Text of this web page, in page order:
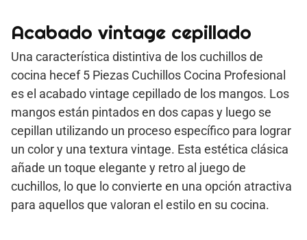
Acabado vintage cepillado
Una característica distintiva de los cuchillos de
cocina hecef 5 Piezas Cuchillos Cocina Profesional
es el acabado vintage cepillado de los mangos. Los
mangos están pintados en dos capas y luego se
cepillan utilizando un proceso específico para lograr
un color y una textura vintage. Esta estética clásica
añade un toque elegante y retro al juego de
cuchillos, lo que lo convierte en una opción atractiva
para aquellos que valoran el estilo en su cocina.